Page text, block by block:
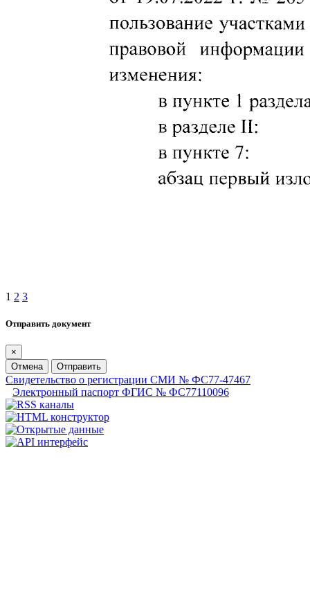
1 2 3
Отправить документ
×
Отмена
Отправить
Свидетельство о регистрации СМИ № ФС77-47467
Электронный паспорт ФГИС № ФС77110096